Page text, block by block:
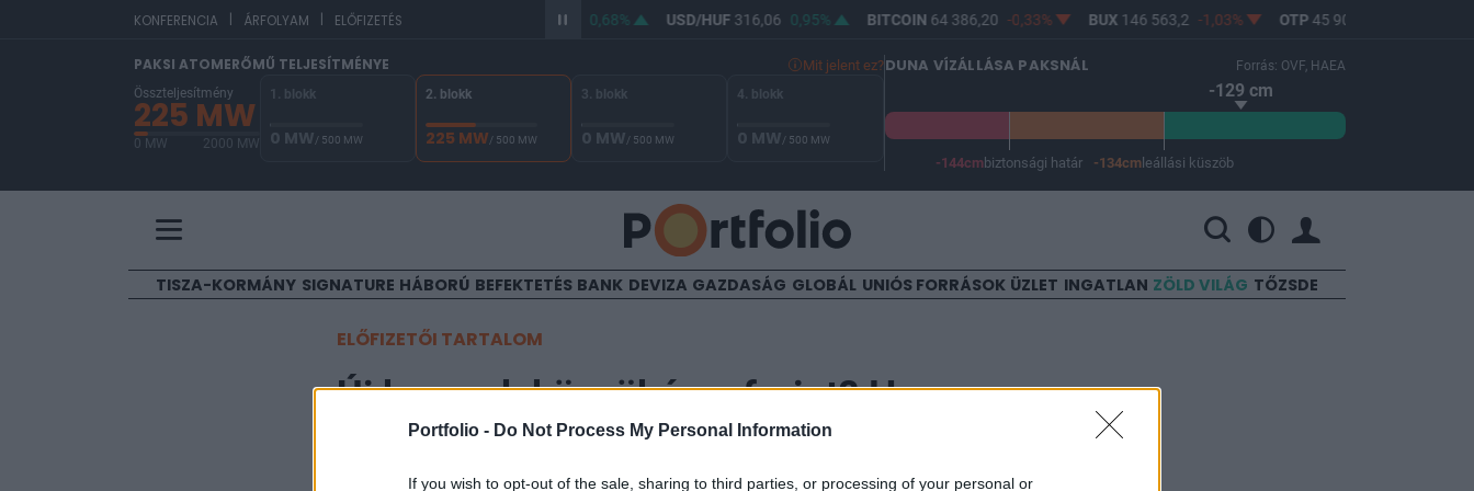
Portfolio - Do Not Process My Personal Information
If you wish to opt-out of the sale, sharing to third parties, or processing of your personal or
KONFERENCIA | ÁRFOLYAM | ELŐFIZETÉS 364,18 0,68% USD/HUF316,06 0,95% BITCOIN 64 386,20 -0,33% BUX146 563,2 -1,03% OTP45 900
PAKSI ATOMERŐMŰ TELJESÍTMÉNYE Mit jelent ez?
Összteljesítmény
225 MW
0 MW 2000 MW
1. blokk
0 MW/ 500 MW
2. blokk
225 MW/ 500 MW
3. blokk
0 MW/ 500 MW
4. blokk
0 MW/ 500 MW
DUNA VÍZÁLLÁSA PAKSNÁL Forrás: OVF, HAEA
-129 cm
-144cm biztonsági határ -134cm leállási küszöb
TISZA-KORMÁNY SIGNATURE HÁBORÚ BEFEKTETÉS BANK DEVIZA GAZDASÁG GLOBÁL UNIÓS FORRÁSOK ÜZLET INGATLAN ZÖLD VILÁG TŐZSDE
ELŐFIZETŐI TARTALOM
Új korszak küszöbén a forint? Hamarosan
kiderül